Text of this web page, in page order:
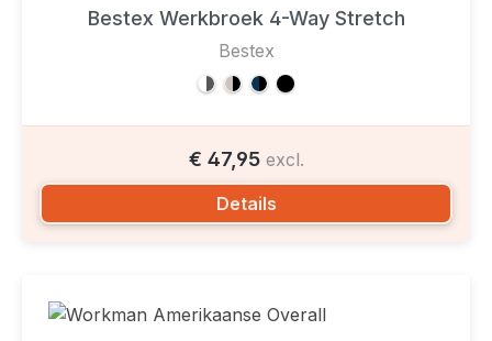
Bestex Werkbroek 4-Way Stretch
Bestex
€ 47,95 excl.
Details